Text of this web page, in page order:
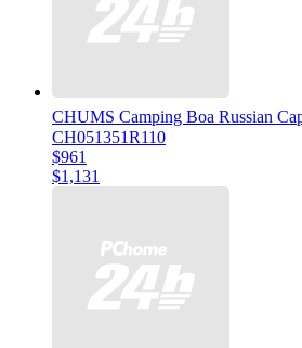
CHUMS Camping Boa Russian
CH051351R110
$961
$1,131